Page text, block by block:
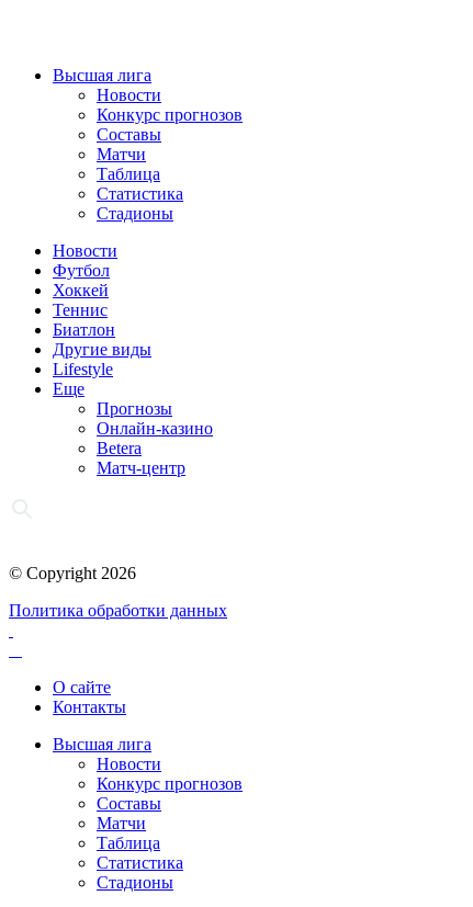
Высшая лига
Новости
Конкурс прогнозов
Составы
Матчи
Таблица
Статистика
Стадионы
Новости
Футбол
Хоккей
Теннис
Биатлон
Другие виды
Lifestyle
Еще
Прогнозы
Онлайн-казино
Betera
Матч-центр
© Copyright 2026
Политика обработки данных
О сайте
Контакты
Высшая лига
Новости
Конкурс прогнозов
Составы
Матчи
Таблица
Статистика
Стадионы